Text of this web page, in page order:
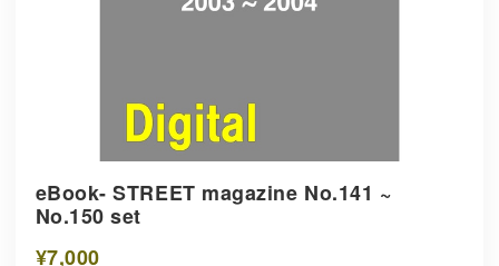
eBook- STREET magazine No.141 ~
No.150 set
¥7,000